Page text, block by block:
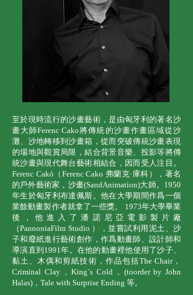
至於現時流行的沙畫藝術，是由匈牙利的著名沙
畫大師Ferenc Cako將傳統的沙畫作畫區域從沙
灘、沙地轉移到沙畫箱，從而突破傳統沙畫表現
的場地與觀賞局限，結合背景音樂、投影等將傳
統沙畫與現代舞台藝術相結合，因而受人注目。
Ferenc Cakó（Ferenc Cako 弗蘭克·庫科），著名
的戶外藝術家，沙畫(SandAnimation)大師。1950
年生於匈牙利布達佩斯。他在大學期間作爲一個
業餘動畫製作者就拿了一些獎。 1973年大學畢業
後，他進入了潘諾尼亞電影製片廠
（PannoniaFilm Studio ），並嘗試利用泥土、沙
子和廢紙進行藝術創作，作爲動畫師、設計師和
導演直到1991年。在他的動畫裡他使用了沙子、
黏土、木偶和剪紙技術，作品包括The Chair，
Criminal Clay，King`s Cold，(toorder by John
Halas)，Tale with Surprise Ending 等。